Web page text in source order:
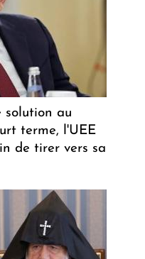
solution au
terme, l'UEE
de tirer vers sa